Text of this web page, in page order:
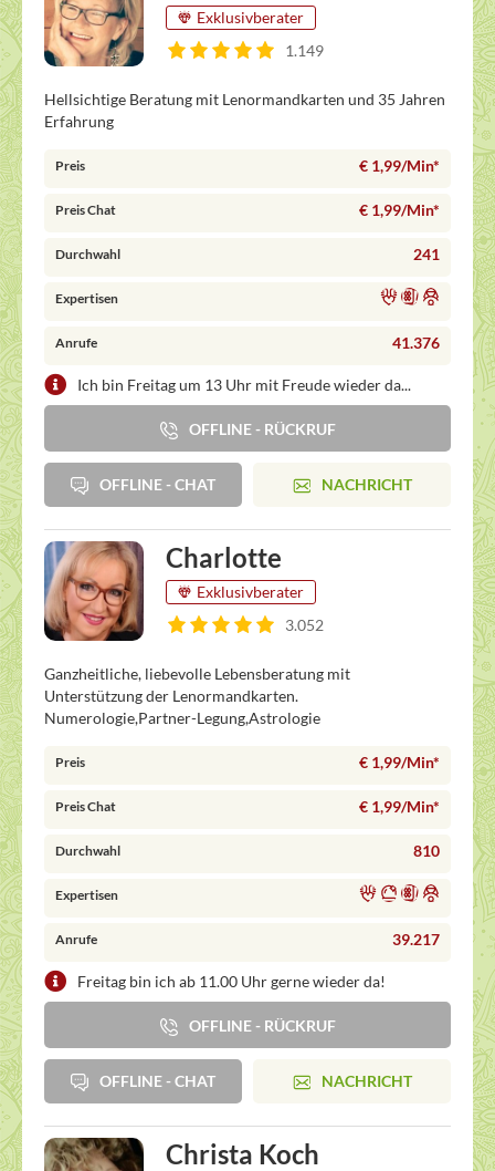
Exklusivberater
1.149
Hellsichtige Beratung mit Lenormandkarten und 35 Jahren
Erfahrung
Preis € 1,99/Min*
Preis Chat € 1,99/Min*
Durchwahl 241
Expertisen
Anrufe 41.376
Ich bin Freitag um 13 Uhr mit Freude wieder da...
OFFLINE - RÜCKRUF
OFFLINE - CHAT NACHRICHT
Charlotte
Exklusivberater
3.052
Ganzheitliche, liebevolle Lebensberatung mit
Unterstützung der Lenormandkarten.
Numerologie,Partner-Legung,Astrologie
Preis € 1,99/Min*
Preis Chat € 1,99/Min*
Durchwahl 810
Expertisen
Anrufe 39.217
Freitag bin ich ab 11.00 Uhr gerne wieder da!
OFFLINE - RÜCKRUF
OFFLINE - CHAT NACHRICHT
Christa Koch